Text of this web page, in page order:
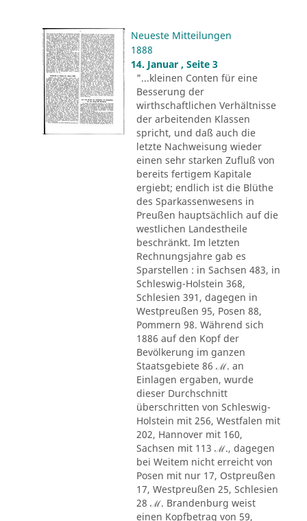
Neueste Mitteilungen
1888
14. Januar , Seite 3
"...kleinen Conten für eine
Besserung der
wirthschaftlichen Verhältnisse
der arbeitenden Klassen
spricht, und daß auch die
letzte Nachweisung wieder
einen sehr starken Zufluß von
bereits fertigem Kapitale
ergiebt; endlich ist die Blüthe
des Sparkassenwesens in
Preußen hauptsächlich auf die
westlichen Landestheile
beschränkt. Im letzten
Rechnungsjahre gab es
Sparstellen : in Sachsen 483, in
Schleswig-Holstein 368,
Schlesien 391, dagegen in
Westpreußen 95, Posen 88,
Pommern 98. Während sich
1886 auf den Kopf der
Bevölkerung im ganzen
Staatsgebiete 86 ℳ. an
Einlagen ergaben, wurde
dieser Durchschnitt
überschritten von Schleswig-
Holstein mit 256, Westfalen mit
202, Hannover mit 160,
Sachsen mit 113 ℳ., dagegen
bei Weitem nicht erreicht von
Posen mit nur 17, Ostpreußen
17, Westpreußen 25, Schlesien
28 ℳ. Brandenburg weist
einen Kopfbetrag von 59,